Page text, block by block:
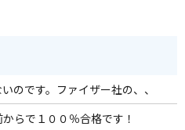
のです。ファイザー社の、、
らで１００％合格です！